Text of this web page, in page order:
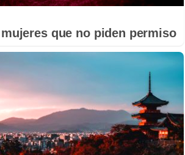
que no piden permiso